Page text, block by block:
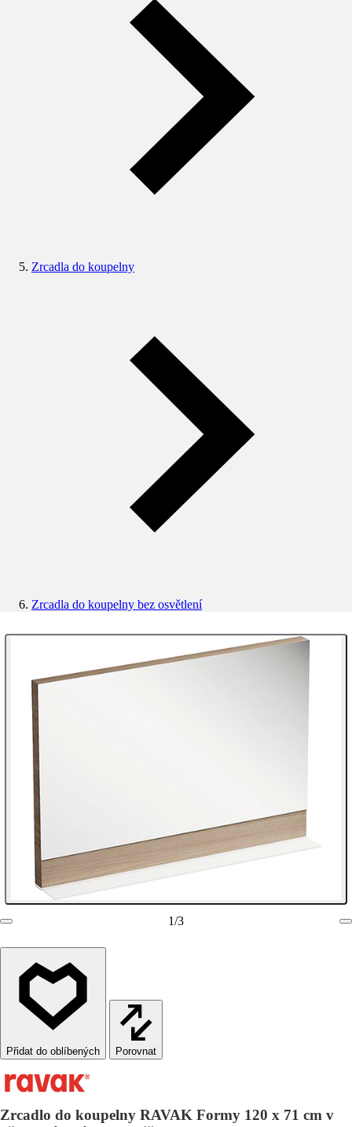
Zrcadla do koupelny
Zrcadla do koupelny bez osvětlení
1/3
Porovnat
Zrcadlo do koupelny RAVAK Formy 120 x 71 cm v